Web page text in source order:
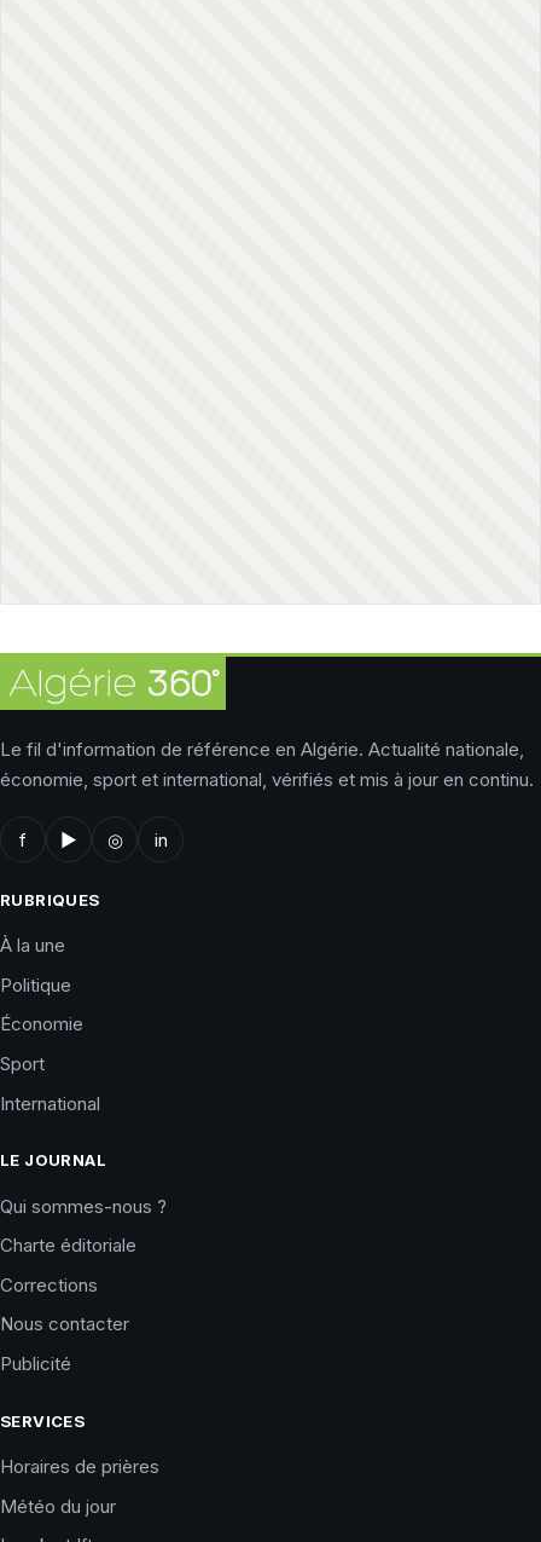
Le fil d'information de référence en Algérie. Actualité nationale,
économie, sport et international, vérifiés et mis à jour en continu.
f ▶ ◎ in
RUBRIQUES
À la une
Politique
Économie
Sport
International
LE JOURNAL
Qui sommes-nous ?
Charte éditoriale
Corrections
Nous contacter
Publicité
SERVICES
Horaires de prières
Météo du jour